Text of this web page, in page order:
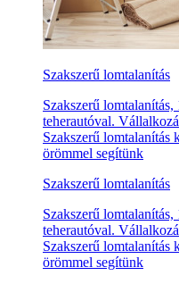
Szakszerű lomtalanítás
Szakszerű
teherautóval.
Szakszerű lomtalanítás
örömmel segítünk
Szakszerű lomtalanítás
Szakszerű
teherautóval.
Szakszerű lomtalanítás
örömmel segítünk